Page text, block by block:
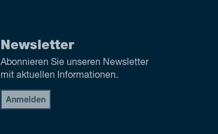
Newsletter
Abonnieren Sie unseren Newsletter
mit aktuellen Informationen.
Anmelden